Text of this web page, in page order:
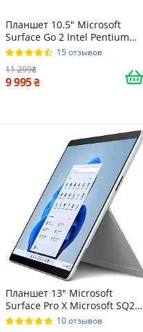
Планшет 10.5" Microsoft
Surface Go 2 Intel Pentium
4425Y 8/128GB Windows 11
15 отзывов
11 299
9 995
Планшет 13" Microsoft
Surface Pro X Microsoft SQ2
16/512GB Windows 11
10 отзывов